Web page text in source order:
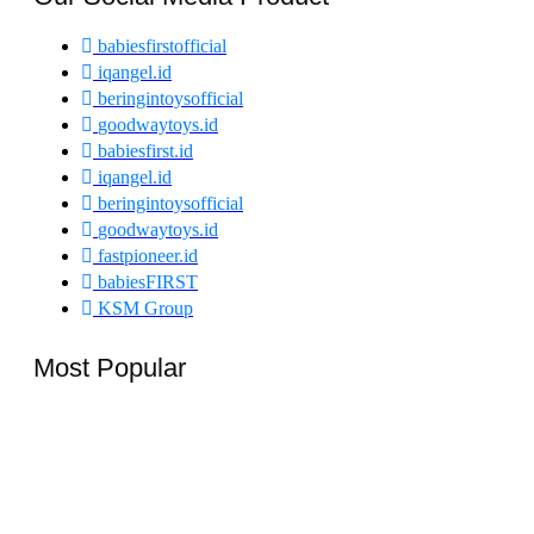
babiesfirstofficial
iqangel.id
beringintoysofficial
goodwaytoys.id
babiesfirst.id
iqangel.id
beringintoysofficial
goodwaytoys.id
fastpioneer.id
babiesFIRST
KSM Group
Most Popular